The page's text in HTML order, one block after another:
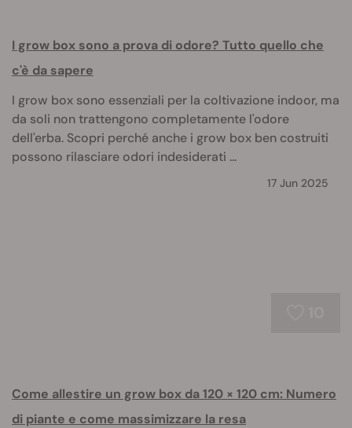
I grow box sono a prova di odore? Tutto quello che
c'è da sapere
I grow box sono essenziali per la coltivazione indoor, ma
da soli non trattengono completamente l'odore
dell'erba. Scopri perché anche i grow box ben costruiti
possono rilasciare odori indesiderati ...
17 Jun 2025
Come allestire un grow box da 120 × 120 cm: Numero
di piante e come massimizzare la resa